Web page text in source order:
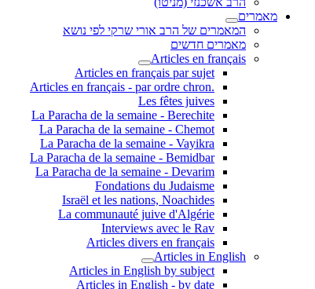
מאמרים
המאמרים של הרב אורי שרקי לפי נושא
מאמרים חדשים
Articles en français
Articles en français par sujet
.Articles en français - par ordre chron
Les fêtes juives
La Paracha de la semaine - Berechite
La Paracha de la semaine - Chemot
La Paracha de la semaine - Vayikra
La Paracha de la semaine - Bemidbar
La Paracha de la semaine - Devarim
Fondations du Judaisme
Israël et les nations, Noachides
La communauté juive d'Algérie
Interviews avec le Rav
Articles divers en français
Articles in English
Articles in English by subject
Articles in English - by date